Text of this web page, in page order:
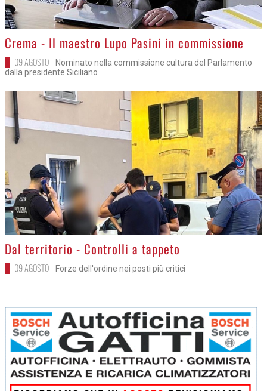
>
Crema - Il maestro Lupo Pasini in commissione
09 AGOSTO
Nominato nella commissione cultura del Parlamento
dalla presidente Siciliano
>
Dal territorio - Controlli a tappeto
09 AGOSTO Forze dell'ordine nei posti più critici